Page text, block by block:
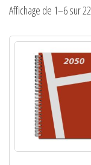
Affichage de 1–6 sur